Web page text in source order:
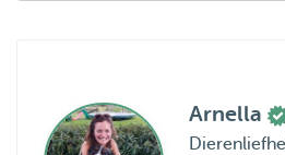
Arnella